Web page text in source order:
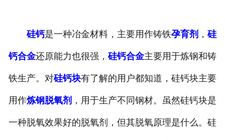
硅钙是一种冶金材料，主要用作铸铁孕育剂 ，硅
钙合金还原能力也很强，硅钙合金主要用于炼钢和铸
铁生产。对硅钙块有了解的用户都知道，硅钙块主要
用作炼钢脱氧剂 ，用于生产不同钢材。虽然硅钙块是
一种脱氧效果好的脱氧剂，但其脱氧原理是什么。硅